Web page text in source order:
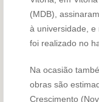
(MDB),
à universidade, e
foi realizado no
Na ocasião
obras são
Crescimento